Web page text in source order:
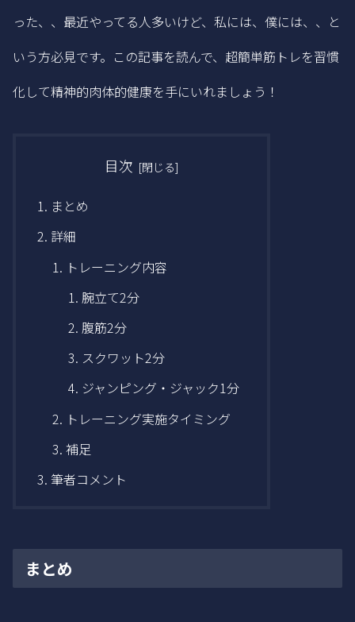
った、、最近やってる人多いけど、私には、僕には、、と
いう方必見です。この記事を読んで、超簡単筋トレを習慣
化して精神的肉体的健康を手にいれましょう！
目次
まとめ
詳細
トレーニング内容
腕立て2分
腹筋2分
スクワット2分
ジャンピング・ジャック1分
トレーニング実施タイミング
補足
筆者コメント
まとめ